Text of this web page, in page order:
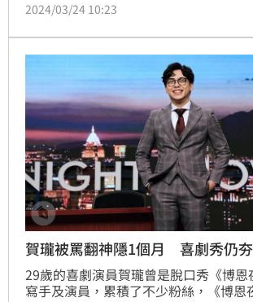
2個月後，他今（24）日親自預告第二
2024/03/24 10:23
賀瓏被罵翻神隱1個月 喜劇秀仍
29歲的喜劇演員賀瓏曾是脫口秀《博恩
寫手及演員，累積了不少粉絲，《博恩